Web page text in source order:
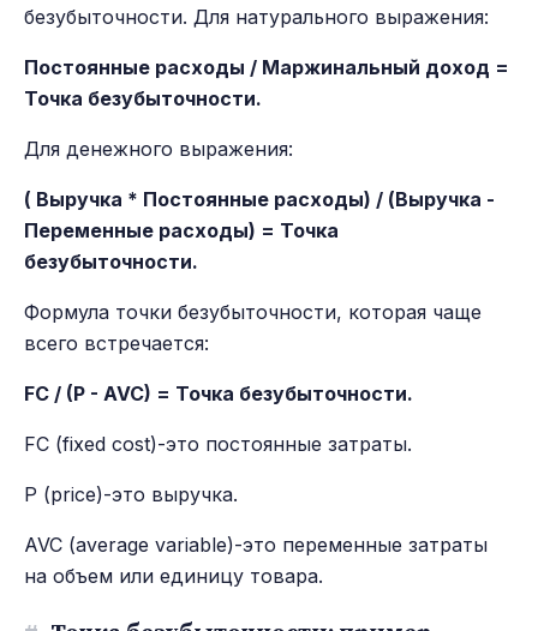
безубыточности. Для натурального выражения:
Постоянные расходы / Маржинальный доход =
Точка безубыточности.
Для денежного выражения:
( Выручка * Постоянные расходы) / (Выручка -
Переменные расходы) = Точка
безубыточности.
Формула точки безубыточности, которая чаще
всего встречается:
FC / (P - AVC) = Точка безубыточности.
FC (fixed cost)-это постоянные затраты.
P (price)-это выручка.
AVC (average variable)-это переменные затраты
на объем или единицу товара.